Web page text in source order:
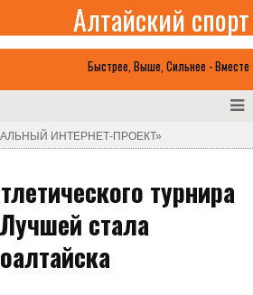
Быстрее, Выше, Сильнее - Вместе
Алтайский спорт
ИНТЕРНЕТ-ПРОЕКТ»
турнира
стала